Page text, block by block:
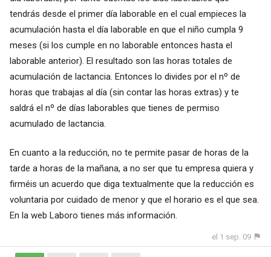
tendrás desde el primer día laborable en el cual empieces la
acumulación hasta el día laborable en que el niño cumpla 9
meses (si los cumple en no laborable entonces hasta el
laborable anterior). El resultado son las horas totales de
acumulación de lactancia. Entonces lo divides por el nº de
horas que trabajas al día (sin contar las horas extras) y te
saldrá el nº de días laborables que tienes de permiso
acumulado de lactancia.
En cuanto a la reducción, no te permite pasar de horas de la
tarde a horas de la mañana, a no ser que tu empresa quiera y
firméis un acuerdo que diga textualmente que la reducción es
voluntaria por cuidado de menor y que el horario es el que sea.
En la web Laboro tienes más información.
el 1 sep. 09